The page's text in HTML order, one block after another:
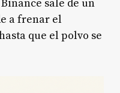
sale de un
a frenar el
que el polvo se